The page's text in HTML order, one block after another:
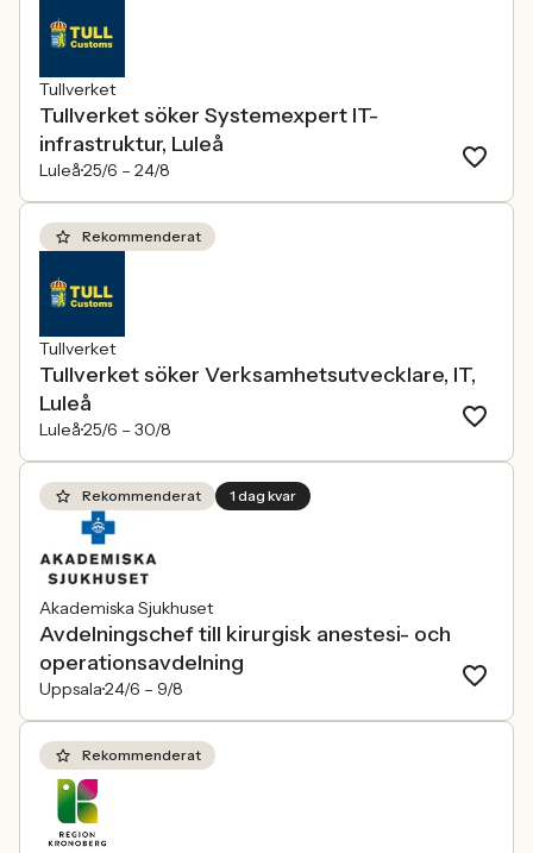
Tullverket
Tullverket söker Systemexpert IT-
infrastruktur, Luleå
Luleå25/6 – 24/8
Rekommenderat
Tullverket
Tullverket söker Verksamhetsutvecklare, IT,
Luleå
Luleå25/6 – 30/8
Rekommenderat 1 dag kvar
Akademiska Sjukhuset
Avdelningschef till kirurgisk anestesi- och
operationsavdelning
Uppsala24/6 – 9/8
Rekommenderat